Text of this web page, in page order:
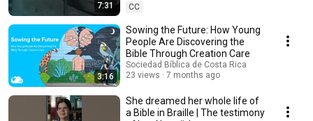
7:31
CC
3:16
Sowing the Future: How Young
People Are Discovering the
Bible Through Creation Care
Sociedad Bíblica de Costa Rica
23 views
7 months ago
She dreamed her whole life of
a Bible in Braille | The testimony